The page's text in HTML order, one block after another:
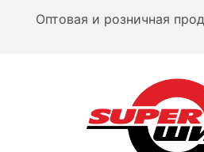
Оптовая и розничная